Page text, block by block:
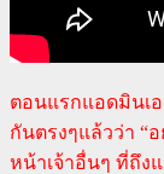
ตอนแรกแอดมินเอ
กันตรงๆแล้วว่า “
หน้าเจ้าอื่นๆ ที่ถึง